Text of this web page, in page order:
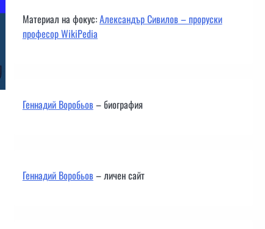
Материал на фокус:Александър Сивилов – проруски
професор WikiPedia
Геннадий Воробьов– биография
Геннадий Воробьов– личен сайт